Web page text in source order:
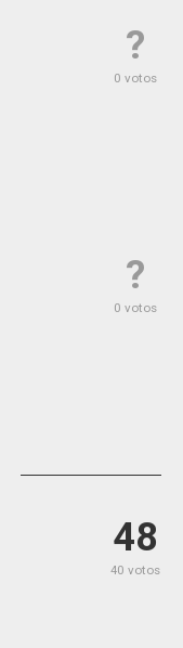
?
0 votos
?
0 votos
48
40 votos